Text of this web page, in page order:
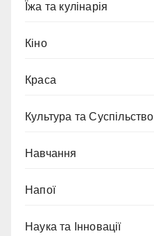
Їжа та кулінарія
Кіно
Краса
Культура та Суспільство
Навчання
Напої
Наука та Інновації